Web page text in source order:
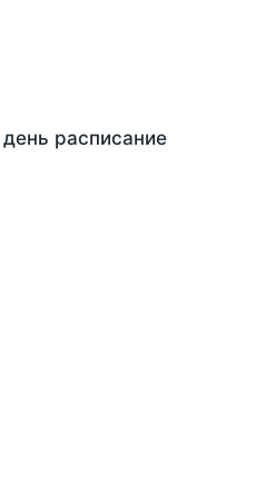
расписание